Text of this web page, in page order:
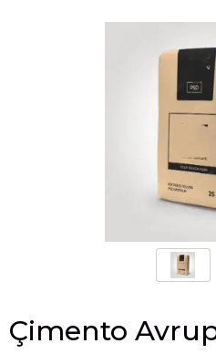
Çimento